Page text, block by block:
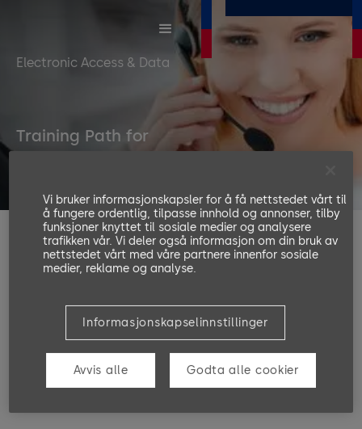
Electronic Access & Data
Training Path for
The following training levels will guide you from
beginning to the end in technical training EAD
these levels in order to improve your knowledge in
the area of EAD Hardware B Client.
Vi bruker informasjonskapsler for å få nettstedet vårt til
å fungere ordentlig, tilpasse innhold og annonser, tilby
funksjoner knyttet til sosiale medier og analysere
trafikken vår. Vi deler også informasjon om din bruk av
nettstedet vårt med våre partnere innenfor sosiale
medier, reklame og analyse.
Informasjonskapselinnstillinger
Avvis alle Godta alle cookier